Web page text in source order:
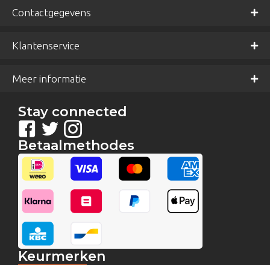
Contactgegevens
Klantenservice
Meer informatie
Stay connected
Betaalmethodes
Keurmerken